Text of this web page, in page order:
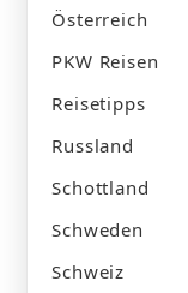
Österreich
PKW Reisen
Reisetipps
Russland
Schottland
Schweden
Schweiz